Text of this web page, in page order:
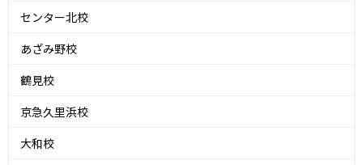
センター北校
あざみ野校
鶴見校
京急久里浜校
大和校